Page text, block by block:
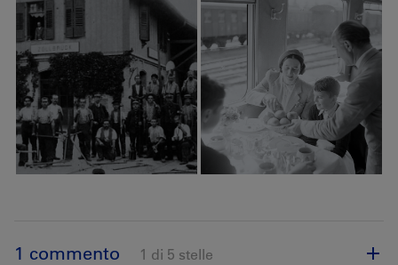
1 commento 1 di 5 stelle